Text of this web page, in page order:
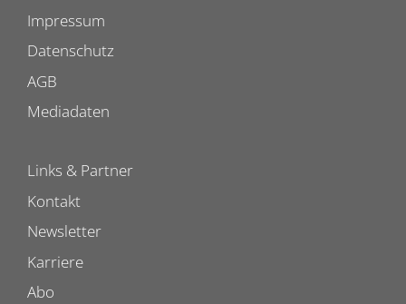
Impressum
Datenschutz
AGB
Mediadaten
Links & Partner
Kontakt
Newsletter
Karriere
Abo